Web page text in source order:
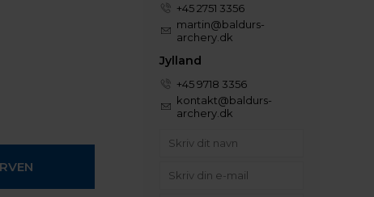
+45 2751 3356
martin@baldurs-
archery.dk
Jylland
+45 9718 3356
kontakt@baldurs-
archery.dk